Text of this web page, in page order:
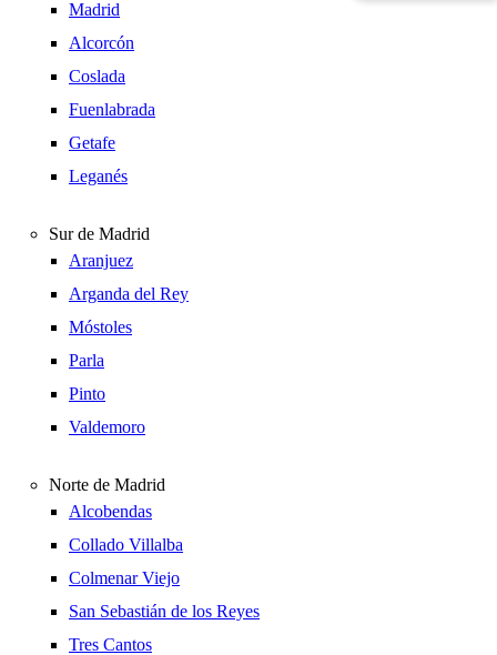
Madrid
Alcorcón
Coslada
Fuenlabrada
Getafe
Leganés
Sur de Madrid
Aranjuez
Arganda del Rey
Móstoles
Parla
Pinto
Valdemoro
Norte de Madrid
Alcobendas
Collado Villalba
Colmenar Viejo
San Sebastián de los Reyes
Tres Cantos